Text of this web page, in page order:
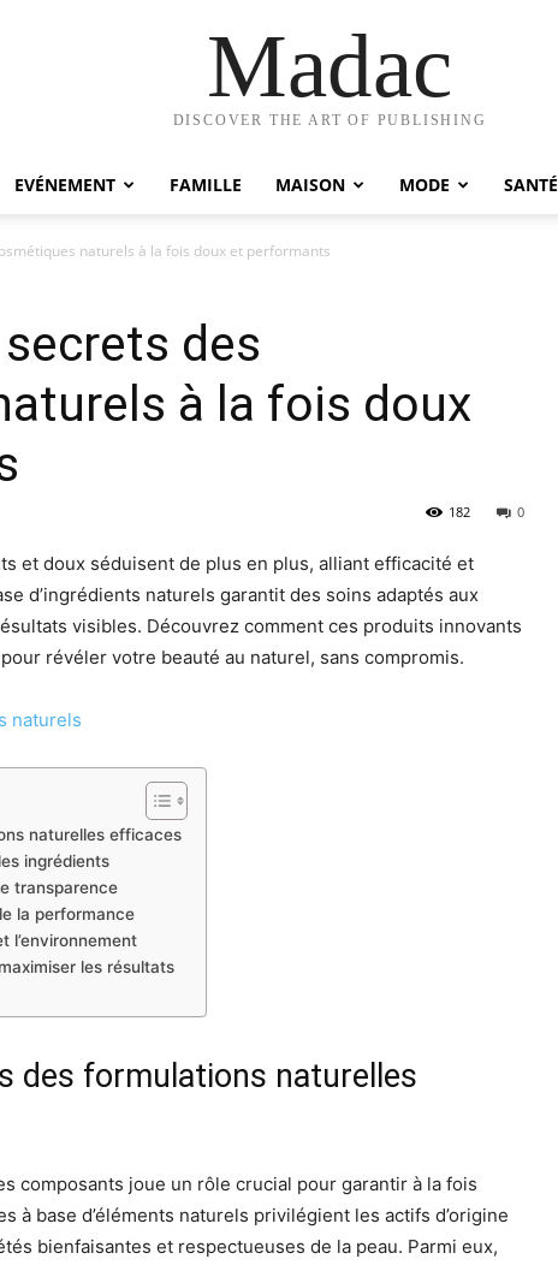
Madac
DISCOVER THE ART OF PUBLISHING
EVÉNEMENT FAMILLE MAISON MODE SANTÉ
naturels à la fois doux et performants
des
à la fois doux
0
182
et doux séduisent de plus en plus, alliant efficacité et
d’ingrédients naturels garantit des soins adaptés aux
visibles. Découvrez comment ces produits innovants
révéler votre beauté au naturel, sans compromis.
naturels
naturelles efficaces
ingrédients
transparence
la performance
l’environnement
les résultats
des formulations naturelles
composants joue un rôle crucial pour garantir à la fois
à base d’éléments naturels privilégient les actifs d’origine
bienfaisantes et respectueuses de la peau. Parmi eux,